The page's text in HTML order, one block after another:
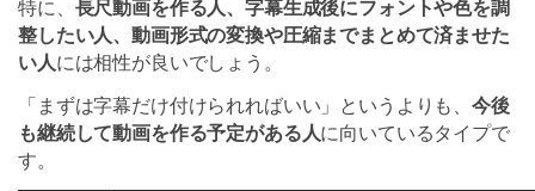
特に、 長尺動画を作る人、字幕生成後にフォントや色を調
整したい人、動画形式の変換や圧縮までまとめて済ませた
い人には相性が良いでしょう。
「まずは字幕だけ付けられればいい」というよりも、今後
も継続して動画を作る予定がある人に向いているタイプで
す。